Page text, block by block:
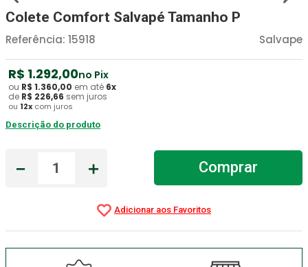
Colete Comfort Salvapé Tamanho P
Salvape
Referência: 15918
R$ 1.292,00no Pix
ou R$ 1.360,00 em até 6x
de R$ 226,66 sem juros
ou 12x com juros
Descrição do produto
＋
－ Comprar
4º Littmann
5 º Absorvente Geriatrico
6º Estetoscopio Littmann
Gaze Esteril